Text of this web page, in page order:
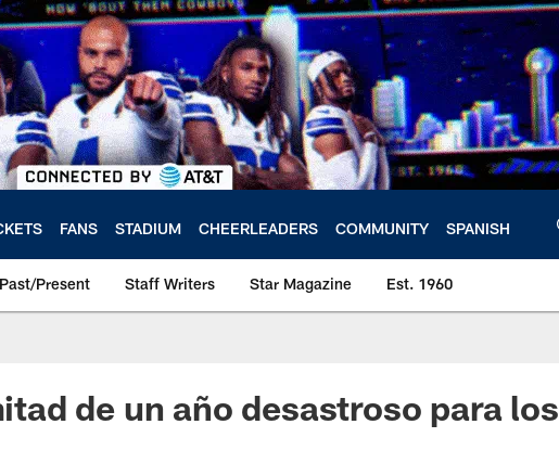
FANS STADIUM CHEERLEADERS COMMUNITY SPANISH
Past/Present Staff Writers Star Magazine Est. 1960
de un año desastroso para los